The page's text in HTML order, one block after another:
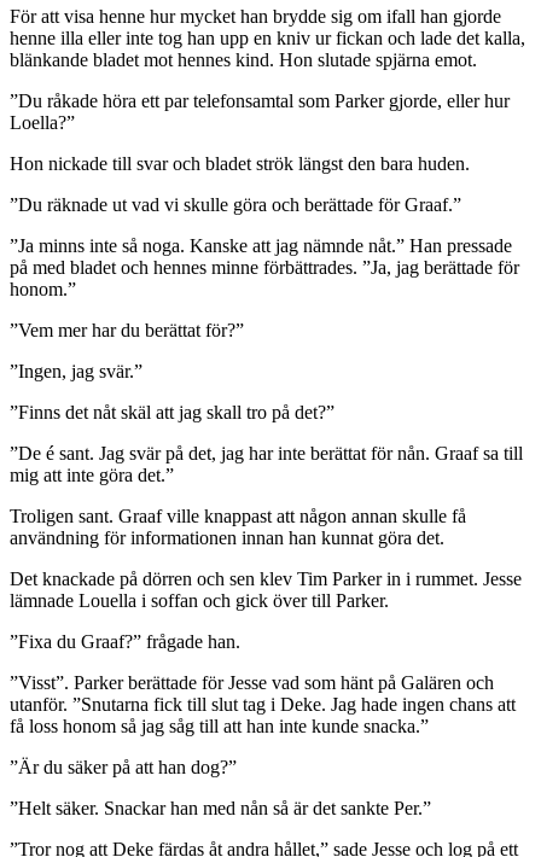
För att visa henne hur mycket han brydde sig om ifall han gjorde
henne illa eller inte tog han upp en kniv ur fickan och lade det kalla,
blänkande bladet mot hennes kind. Hon slutade spjärna emot.
”Du råkade höra ett par telefonsamtal som Parker gjorde, eller hur
Loella?”
Hon nickade till svar och bladet strök längst den bara huden.
”Du räknade ut vad vi skulle göra och berättade för Graaf.”
”Ja minns inte så noga. Kanske att jag nämnde nåt.” Han pressade
på med bladet och hennes minne förbättrades. ”Ja, jag berättade för
honom.”
”Vem mer har du berättat för?”
”Ingen, jag svär.”
”Finns det nåt skäl att jag skall tro på det?”
”De é sant. Jag svär på det, jag har inte berättat för nån. Graaf sa till
mig att inte göra det.”
Troligen sant. Graaf ville knappast att någon annan skulle få
användning för informationen innan han kunnat göra det.
Det knackade på dörren och sen klev Tim Parker in i rummet. Jesse
lämnade Louella i soffan och gick över till Parker.
”Fixa du Graaf?” frågade han.
”Visst”. Parker berättade för Jesse vad som hänt på Galären och
utanför. ”Snutarna fick till slut tag i Deke. Jag hade ingen chans att
få loss honom så jag såg till att han inte kunde snacka.”
”Är du säker på att han dog?”
”Helt säker. Snackar han med nån så är det sankte Per.”
”Tror nog att Deke färdas åt andra hållet,” sade Jesse och log på ett